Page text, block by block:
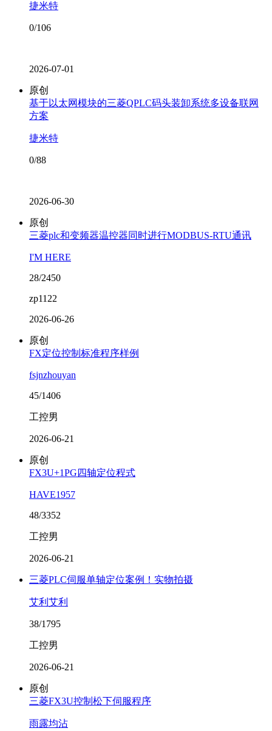
捷米特
0/106
2026-07-01
原创
基于以太网模块的三菱QPLC码头装卸系统多设备联网
方案
捷米特
0/88
2026-06-30
原创
三菱plc和变频器温控器同时进行MODBUS-RTU通讯
I'M HERE
28/2450
zp1122
2026-06-26
原创
FX定位控制标准程序样例
fsjnzhouyan
45/1406
工控男
2026-06-21
原创
FX3U+1PG四轴定位程式
HAVE1957
48/3352
工控男
2026-06-21
三菱PLC伺服单轴定位案例！实物拍摄
艾利艾利
38/1795
工控男
2026-06-21
原创
三菱FX3U控制松下伺服程序
雨露均沾